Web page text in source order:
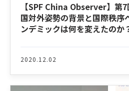
【SPF China Observer】第
国対外姿勢の背景と国際秩序
ンデミックは何を変えたのか
2020.12.02